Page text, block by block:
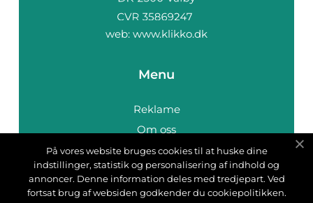
web: www.klikko.dk
Menu
Reklame
Om oss
Cookies
Kontakt Oss
Sitemap
På vores website bruges cookies til at huske dine
indstillinger, statistik og personalisering af indhold og
annoncer. Denne information deles med tredjepart. Ved
fortsat brug af websiden godkender du cookiepolitikken.